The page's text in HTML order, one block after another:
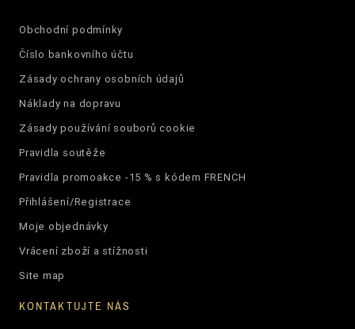
Obchodní podmínky
Číslo bankovního účtu
Zásady ochrany osobních údajů
Náklady na dopravu
Zásady používání souborů cookie
Pravidla soutěže
Pravidla promoakce -15 % s kódem FRENCH
Přihlášení/Registrace
Moje objednávky
Vrácení zboží a stížnosti
Site map
KONTAKTUJTE NÁS